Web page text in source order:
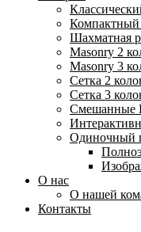
Компактный
Шахматная
Masonry 2
Masonry 3
Сетка 2
Сетка 3
Смешанные
Одиночный
О нас
О нашей
Контакты